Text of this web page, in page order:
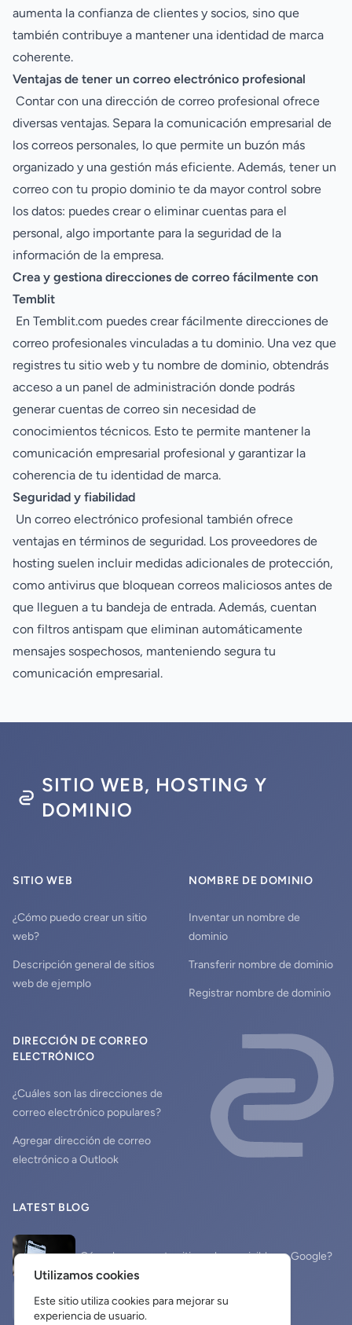
aumenta la confianza de clientes y socios, sino que
también contribuye a mantener una identidad de marca
coherente.
Ventajas de tener un correo electrónico profesional
Contar con una dirección de correo profesional ofrece
diversas ventajas. Separa la comunicación empresarial de
los correos personales, lo que permite un buzón más
organizado y una gestión más eficiente. Además, tener un
correo con tu propio dominio te da mayor control sobre
los datos: puedes crear o eliminar cuentas para el
personal, algo importante para la seguridad de la
información de la empresa.
Crea y gestiona direcciones de correo fácilmente con
Temblit
En Temblit.com puedes crear fácilmente direcciones de
correo profesionales vinculadas a tu dominio. Una vez que
registres tu sitio web y tu nombre de dominio, obtendrás
acceso a un panel de administración donde podrás
generar cuentas de correo sin necesidad de
conocimientos técnicos. Esto te permite mantener la
comunicación empresarial profesional y garantizar la
coherencia de tu identidad de marca.
Seguridad y fiabilidad
Un correo electrónico profesional también ofrece
ventajas en términos de seguridad. Los proveedores de
hosting suelen incluir medidas adicionales de protección,
como antivirus que bloquean correos maliciosos antes de
que lleguen a tu bandeja de entrada. Además, cuentan
con filtros antispam que eliminan automáticamente
mensajes sospechosos, manteniendo segura tu
comunicación empresarial.
SITIO WEB, HOSTING Y
DOMINIO
SITIO WEB
¿Cómo puedo crear un sitio
web?
Descripción general de sitios
web de ejemplo
NOMBRE DE DOMINIO
Inventar un nombre de
dominio
Transferir nombre de dominio
Registrar nombre de dominio
DIRECCIÓN DE CORREO
ELECTRÓNICO
¿Cuáles son las direcciones de
correo electrónico populares?
Agregar dirección de correo
electrónico a Outlook
LATEST BLOG
¿Cómo hacer que tu sitio web sea visible en Google?
Sitio web y redes sociales
Utilizamos cookies
Este sitio utiliza cookies para mejorar su
experiencia de usuario.